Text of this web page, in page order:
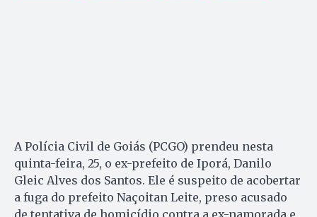
A Polícia Civil de Goiás (PCGO) prendeu nesta
quinta-feira, 25, o ex-prefeito de Iporá, Danilo
Gleic Alves dos Santos. Ele é suspeito de acobertar
a fuga do prefeito Naçoitan Leite, preso acusado
de tentativa de homicídio contra a ex-namorada e